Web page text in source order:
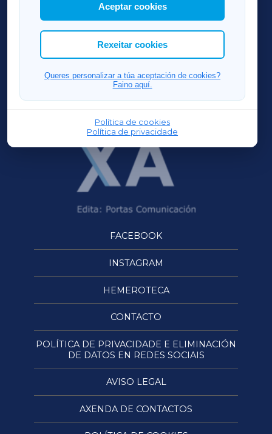
Así mesmo, podes personalizar a elección das
cookies que desexas permitir.
Aceptar cookies
Rexeitar cookies
Queres personalizar a túa aceptación de cookies?
Faino aquí.
Política de cookies
Política de privacidade
RIBEIRASACRAXA
ACORUÑAXA
FERROLXA
OURENSEXA
FACEBOOK
INSTAGRAM
HEMEROTECA
CONTACTO
POLÍTICA DE PRIVACIDADE E ELIMINACIÓN
DE DATOS EN REDES SOCIAIS
AVISO LEGAL
AXENDA DE CONTACTOS